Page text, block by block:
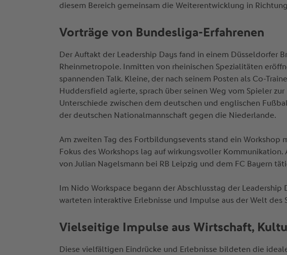
diesem Bereich gemeinsam die Weiterentwicklung in
Vorträge von Bundesliga-Erfahrenen
Der Auftakt der Leadership Days fand in einem
Rheinmetropole. Inmitten von rheinischen Spezialitäten
spannenden Talk. Kleine, der nach seinem Posten als Co-
Huddersfield agierte, sprach über seinen Weg vom Spieler
Unterschiede zwischen dem deutschen und englischen
der deutschen Nationalmannschaft gegen die Niederlande.
Am zweiten Tag des Fortbildungsevents stand ein Workshop
Fokus des Workshops lag auf wirkungsvoller
von Julian Nagelsmann bei RB Leipzig und dem FC Bayern
Im Nido Workspace begann der Abschlusstag der
warteten interaktive Erlebnisse und Impulse aus der Welt des
Vielseitige Impulse aus Wirtschaft,
Diese vielfältigen Eindrücke und Erlebnisse bildeten die